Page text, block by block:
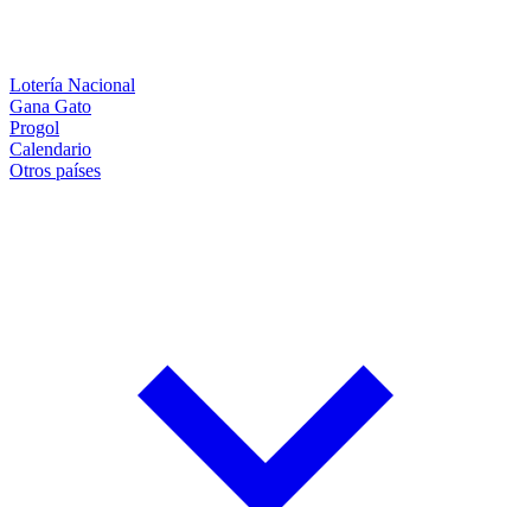
Lotería Nacional
Gana Gato
Progol
Calendario
Otros países